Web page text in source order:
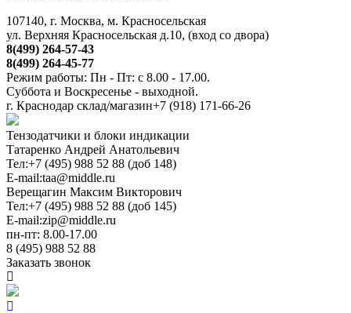
107140, г. Москва, м. Красносельская
ул. Верхняя Красносельская д.10, (вход со двора)
8(499) 264-57-43
8(499) 264-45-77
Режим работы: Пн - Пт: с 8.00 - 17.00.
Суббота и Воскресенье - выходной.
г. Краснодар склад/магазин+7 (918) 171-66-26
Тензодатчики и блоки индикации
Татаренко Андрей Анатольевич
Тел:+7 (495) 988 52 88 (доб 148)
E-mail:taa@middle.ru
Верещагин Максим Викторович
Тел:+7 (495) 988 52 88 (доб 145)
E-mail:zip@middle.ru
пн-пт: 8.00-17.00
8 (495) 988 52 88
Заказать звонок